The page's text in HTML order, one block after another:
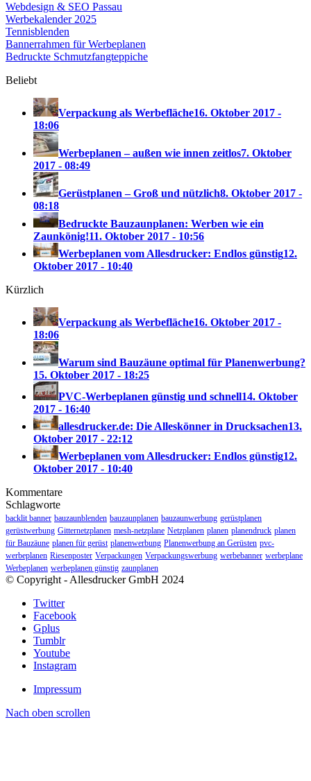
Webdesign & SEO Passau
Werbekalender 2025
Tennisblenden
Bannerrahmen für Werbeplanen
Bedruckte Schmutzfangteppiche
Beliebt
Verpackung als Werbefläche16. Oktober 2017 -
18:06
Werbeplanen – außen wie innen zeitlos7. Oktober
2017 - 08:49
Gerüstplanen – Groß und nützlich8. Oktober 2017 -
08:18
Bedruckte Bauzaunplanen: Werben wie ein
Zaunkönig!11. Oktober 2017 - 10:56
Werbeplanen vom Allesdrucker: Endlos günstig12.
Oktober 2017 - 10:40
Kürzlich
Verpackung als Werbefläche16. Oktober 2017 -
18:06
Warum sind Bauzäune optimal für Planenwerbung?
15. Oktober 2017 - 18:25
PVC-Werbeplanen günstig und schnell14. Oktober
2017 - 16:40
allesdrucker.de: Die Alleskönner in Drucksachen13.
Oktober 2017 - 22:12
Werbeplanen vom Allesdrucker: Endlos günstig12.
Oktober 2017 - 10:40
Kommentare
Schlagworte
backlit banner bauzaunblenden bauzaunplanen bauzaunwerbung gerüstplanen
gerüstwerbung Gitternetzplanen mesh-netzplane Netzplanen planen planendruck planen
für Bauzäune planen für gerüst planenwerbung Planenwerbung an Gerüsten pvc-
werbeplanen Riesenposter Verpackungen Verpackungswerbung werbebanner werbeplane
Werbeplanen werbeplanen günstig zaunplanen
© Copyright - Allesdrucker GmbH 2024
Twitter
Facebook
Gplus
Tumblr
Youtube
Instagram
Impressum
Nach oben scrollen